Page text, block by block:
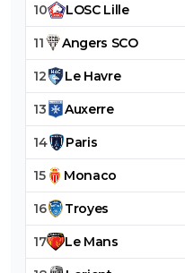
10 LOSC Lille
11 Angers SCO
12 Le Havre
13 Auxerre
14 Paris
15 Monaco
16 Troyes
17 Le Mans